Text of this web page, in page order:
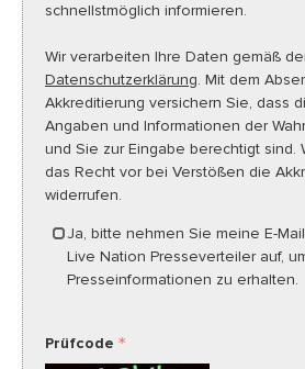
schnellstmöglich informieren.
Wir verarbeiten Ihre Daten gemäß
Datenschutzerklärung. Mit dem
Akkreditierung versichern Sie, dass
Angaben und Informationen der
und Sie zur Eingabe berechtigt sind.
das Recht vor bei Verstößen die
widerrufen.
Ja, bitte nehmen Sie meine E-
Live Nation Presseverteiler auf,
Presseinformationen zu erhalten.
Prüfcode